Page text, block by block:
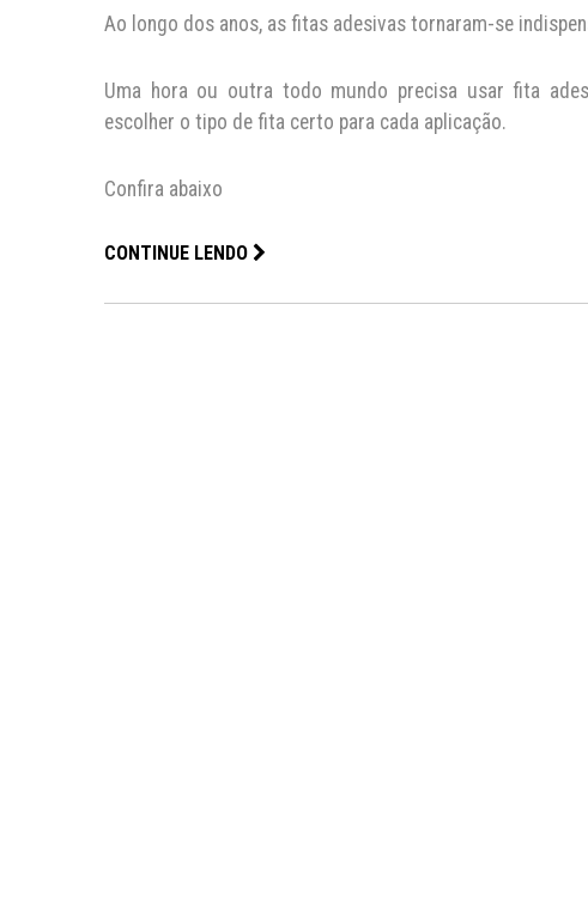
Ao longo dos anos, as fitas adesivas tornaram-se
Uma hora ou outra todo mundo precisa usar fita
escolher o tipo de fita certo para cada aplicação.
Confira abaixo
CONTINUE LENDO